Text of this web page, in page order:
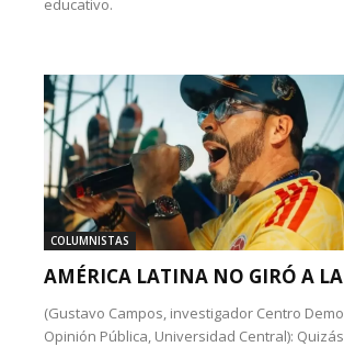
educativo.
COLUMNISTAS
AMÉRICA LATINA NO GIRÓ A
(Gustavo Campos, investigador Centro
Opinión Pública, Universidad Central):